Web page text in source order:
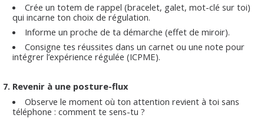
Crée un totem de rappel (bracelet, galet, mot-clé sur toi)
qui incarne ton choix de régulation.
Informe un proche de ta démarche (effet de miroir).
Consigne tes réussites dans un carnet ou une note pour
intégrer l’expérience régulée (ICPME).
7. Revenir à une posture-flux
Observe le moment où ton attention revient à toi sans
téléphone : comment te sens-tu ?